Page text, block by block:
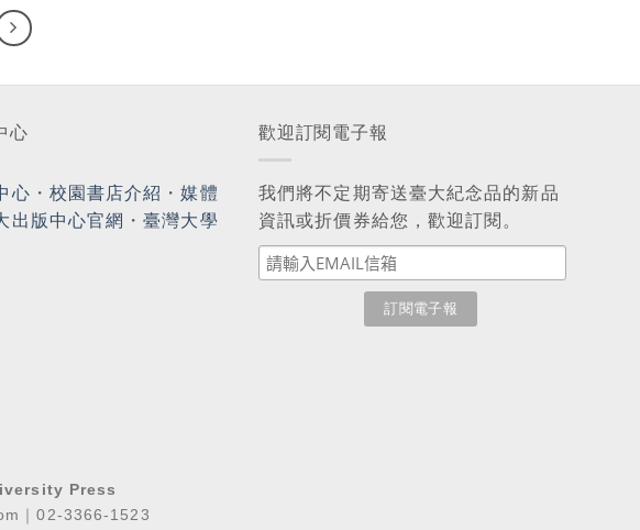
心
心 ・ 校園書店介紹 ・媒體
出版中心官網 ・臺灣大學
歡迎訂閱電子報
我們將不定期寄送臺大紀念品的新品
資訊或折價券給您，歡迎訂閱。
Press
｜02-3366-1523